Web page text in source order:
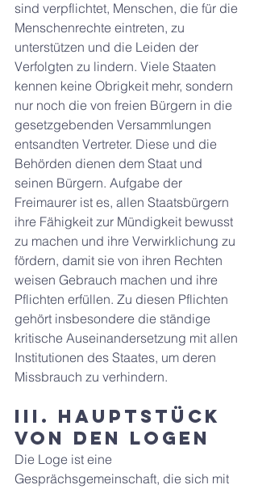
sind verpflichtet, Menschen, die für die
Menschenrechte eintreten, zu
unterstützen und die Leiden der
Verfolgten zu lindern. Viele Staaten
kennen keine Obrigkeit mehr, sondern
nur noch die von freien Bürgern in die
gesetzgebenden Versammlungen
entsandten Vertreter. Diese und die
Behörden dienen dem Staat und
seinen Bürgern. Aufgabe der
Freimaurer ist es, allen Staatsbürgern
ihre Fähigkeit zur Mündigkeit bewusst
zu machen und ihre Verwirklichung zu
fördern, damit sie von ihren Rechten
weisen Gebrauch machen und ihre
Pflichten erfüllen. Zu diesen Pflichten
gehört insbesondere die ständige
kritische Auseinandersetzung mit allen
Institutionen des Staates, um deren
Missbrauch zu verhindern.
III. HAUPTSTÜCK
Von den Logen
Die Loge ist eine
Gesprächsgemeinschaft, die sich mit